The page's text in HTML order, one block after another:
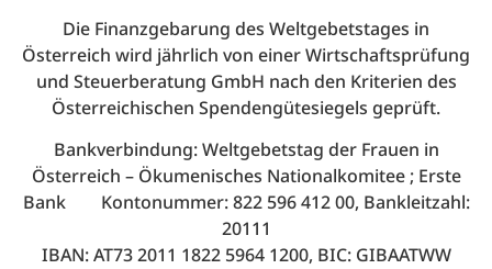
Die Finanzgebarung des Weltgebetstages in
Österreich wird jährlich von einer Wirtschaftsprüfung
und Steuerberatung GmbH nach den Kriterien des
Österreichischen Spendengütesiegels geprüft.
Bankverbindung: Weltgebetstag der Frauen in
Österreich – Ökumenisches Nationalkomitee ; Erste
Bank Kontonummer: 822 596 412 00, Bankleitzahl:
20111
IBAN: AT73 2011 1822 5964 1200, BIC: GIBAATWW